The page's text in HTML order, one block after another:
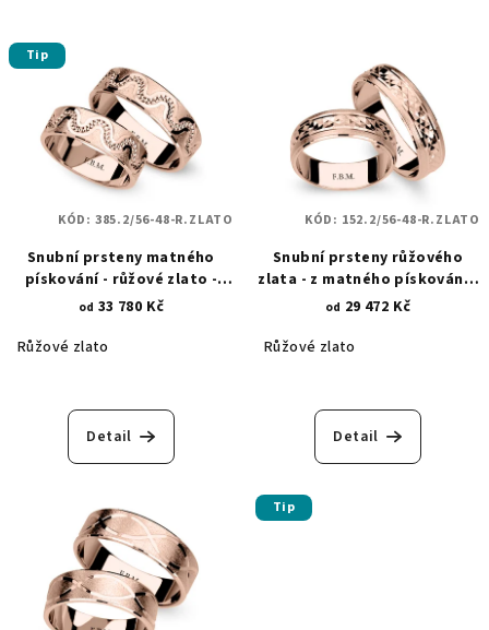
Tip
Snubní prsteny matného
pískování - růžové zlato -
lesklá povrchová úprava -
od 33 780 Kč
Růžové zlato
Detail
KÓD: 385.2/56-48-R.ZLATO
Snubní prsteny růžového
zlata - z matného pískování -
broušené linie 152.2
od 29 472 Kč
Růžové zlato
Detail
KÓD: 152.2/56-48-R.ZLATO
Tip